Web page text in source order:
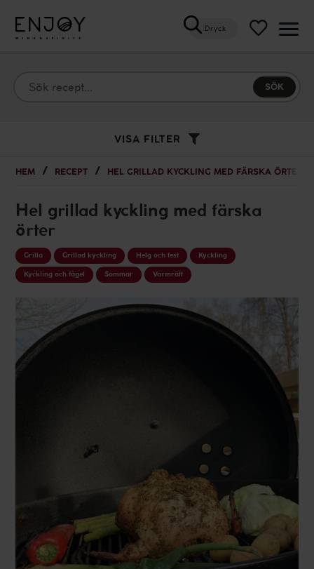
Dryck
VISA FILTER
HEM RECEPT HEL GRILLAD KYCKLING MED FÄRSKA ÖRTER
Hel grillad kyckling med färska
örter
Grilla Grillad kyckling Helg och fest Kyckling
Kyckling och fågel Sommar Varmrätt